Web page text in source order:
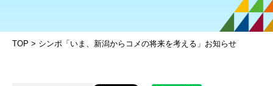
TOP > シンポ「いま、新潟からコメの将来を考える」お知らせ